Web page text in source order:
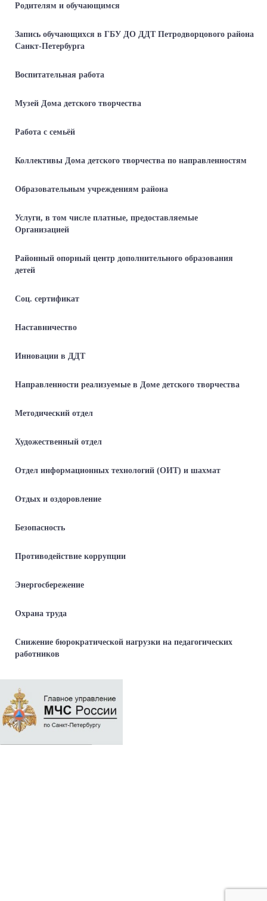
Родителям и обучающимся
Запись обучающихся в ГБУ ДО ДДТ Петродворцового района
Санкт-Петербурга
Воспитательная работа
Музей Дома детского творчества
Работа с семьёй
Коллективы Дома детского творчества по направленностям
Образовательным учреждениям района
Услуги, в том числе платные, предоставляемые
Организацией
Районный опорный центр дополнительного образования
детей
Соц. сертификат
Наставничество
Инновации в ДДТ
Направленности реализуемые в Доме детского творчества
Методический отдел
Художественный отдел
Отдел информационных технологий (ОИТ) и шахмат
Отдых и оздоровление
Безопасность
Противодействие коррупции
Энергосбережение
Охрана труда
Снижение бюрократической нагрузки на педагогических
работников